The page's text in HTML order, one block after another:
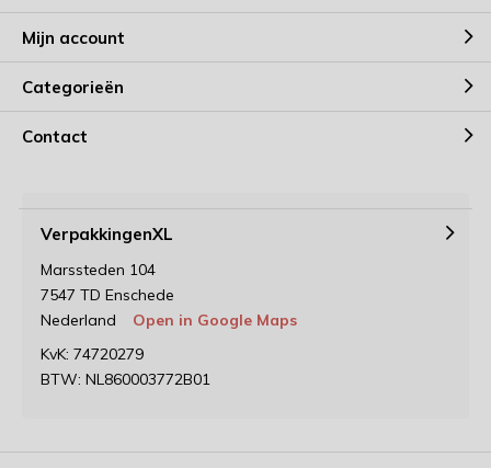
Mijn account
Categorieën
Contact
VerpakkingenXL
Marssteden 104
7547 TD Enschede
Nederland
Open in Google Maps
KvK: 74720279
BTW: NL860003772B01